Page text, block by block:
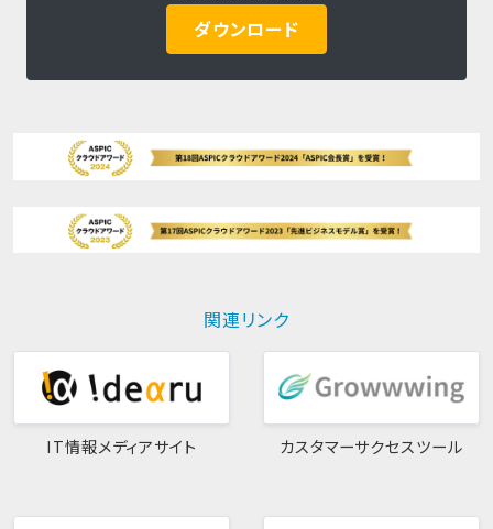
ダウンロード
関連リンク
IT情報メディアサイト カスタマーサクセスツール